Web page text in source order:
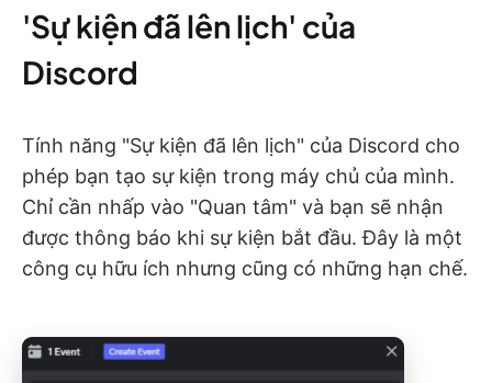
'Sự kiện đã lên lịch' của
Discord
Tính năng "Sự kiện đã lên lịch" của Discord cho
phép bạn tạo sự kiện trong máy chủ của mình.
Chỉ cần nhấp vào "Quan tâm" và bạn sẽ nhận
được thông báo khi sự kiện bắt đầu. Đây là một
công cụ hữu ích nhưng cũng có những hạn chế.